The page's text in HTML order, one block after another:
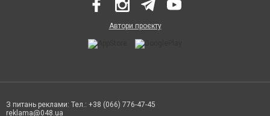
Автори проєкту
З питань реклами: Тел.: +38 (066) 776-47-45
reklama@048.ua